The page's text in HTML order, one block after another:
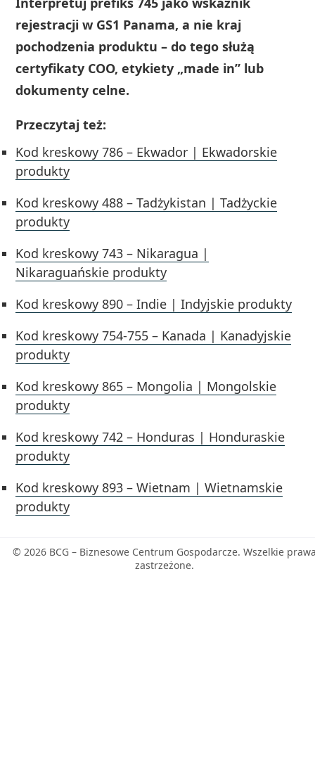
rejestracji w GS1 Panama, a nie kraj
pochodzenia produktu – do tego służą
certyfikaty COO, etykiety „made in” lub
dokumenty celne.
Przeczytaj też:
Kod kreskowy 786 – Ekwador | Ekwadorskie
produkty
Kod kreskowy 488 – Tadżykistan | Tadżyckie
produkty
Kod kreskowy 743 – Nikaragua |
Nikaraguańskie produkty
Kod kreskowy 890 – Indie | Indyjskie produkty
Kod kreskowy 754-755 – Kanada | Kanadyjskie
produkty
Kod kreskowy 865 – Mongolia | Mongolskie
produkty
Kod kreskowy 742 – Honduras | Honduraskie
produkty
Kod kreskowy 893 – Wietnam | Wietnamskie
produkty
© 2026 BCG – Biznesowe Centrum Gospodarcze. Wszelkie
zastrzeżone.